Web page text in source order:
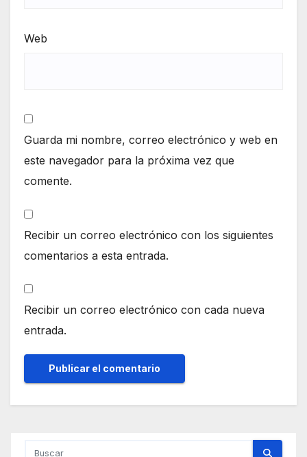
Web
Guarda mi nombre, correo electrónico y web en
este navegador para la próxima vez que
comente.
Recibir un correo electrónico con los siguientes
comentarios a esta entrada.
Recibir un correo electrónico con cada nueva
entrada.